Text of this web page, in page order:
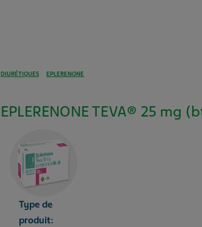
DIURÉTIQUES EPLERENONE
EPLERENONE TEVA® 25 mg
Type de
produit: